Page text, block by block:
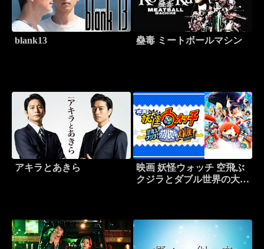
blank13 蠱毒 ミートボールマシン
アキラとあきら
映画 妖怪ウォッチ 空飛ぶ
クジラとダブル世界の大冒